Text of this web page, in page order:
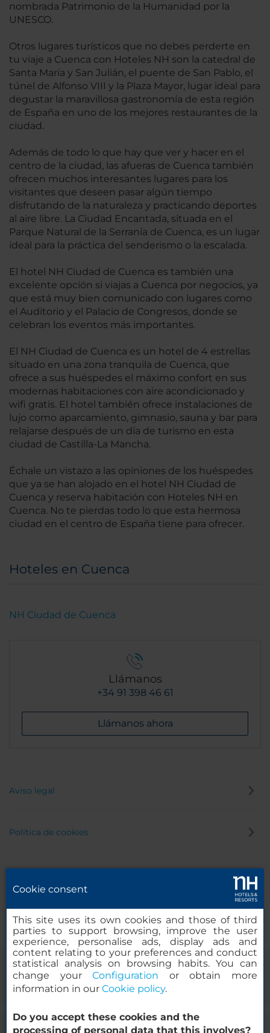
nombrada Patrimonio de la Humanidad por la
UNESCO.
Otros lugares turísticos que no debes perderte en
tu viaje a Cuenca con Hoteles NH son la catedral de
Santa María y San Julián, el puente de San Pablo, el
túnel de Alfonso VIII y la Plaza Mayor, lugar ideal para
degustar la maravillosa gastronomía de esta región
de España en uno de los mejores restaurantes de la
ciudad.
Además de todo lo que hay que ver y hacer en el
centro de la ciudad, las afueras de Cuenca también
ofrecen muchos interesantes lugares para los
visitantes que deseen pasar algún tiempo
disfrutando de la naturaleza y practicando deportes
al aire libre. La Ciudad Encantada, situada en el
Parque Natural de la Serranía de Cuenca, es un lugar
ideal para la práctica del senderismo o la escalada.
El hotel NH Ciudad de Cuenca es también una
excelente opción si viajas a Cuenca por negocios, ya
que está muy bien comunicado con lugares como
el Auditorio y el Palacio de Congresos, donde se
celebran los eventos más importantes.
El NH Ciudad de Cuenca es un hotel de 4 estrellas
situado en una zona tranquila de Cuenca, que
ofrece a sus huéspedes el máximo confort en sus
modernas habitaciones con aire acondicionado y
wifi gratis. El hotel también ofrece instalaciones de
lujo como aparcamiento, gimnasio, sauna y bar para
relajarse después de un día de turismo en esta
ciudad de Castilla-La Mancha.
Échale un vistazo a las opiniones de los huéspedes
que ya se han alojado en el hotel NH Ciudad de
Cuenca y reserva habitación con Hoteles NH en
Cuenca. No te pierdas todo lo que esta hermosa
ciudad en el centro de España tiene para ofrecer.
Hoteles en Cuenca
NH Ciudad de Cuenca
Llámanos
+34 91 398 46 61
Llámanos ahora
Aviso legal
Política de cookies
Canal de denuncias
Cookie consent
This site uses its own cookies and those of third
parties to support browsing, improve the user
experience, personalise ads, display ads and
content relating to your preferences and conduct
statistical analysis on browsing habits. You can
change yourConfiguration or obtain more
information in our Cookie policy.
Do you accept these cookies and the
processing of personal data that this involves?